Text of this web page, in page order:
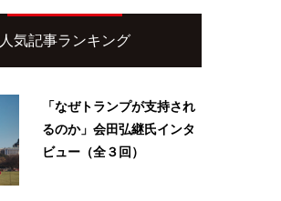
人気記事ランキング
「なぜトランプが支持され
るのか」会田弘継氏インタ
ビュー（全３回）